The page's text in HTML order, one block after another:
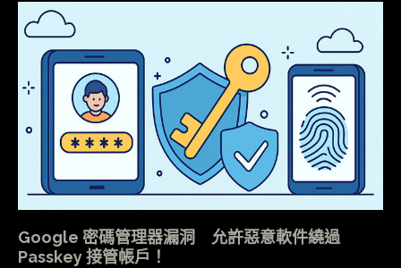
Google 密碼管理器漏洞 允許惡意軟件繞過
Passkey 接管帳戶！